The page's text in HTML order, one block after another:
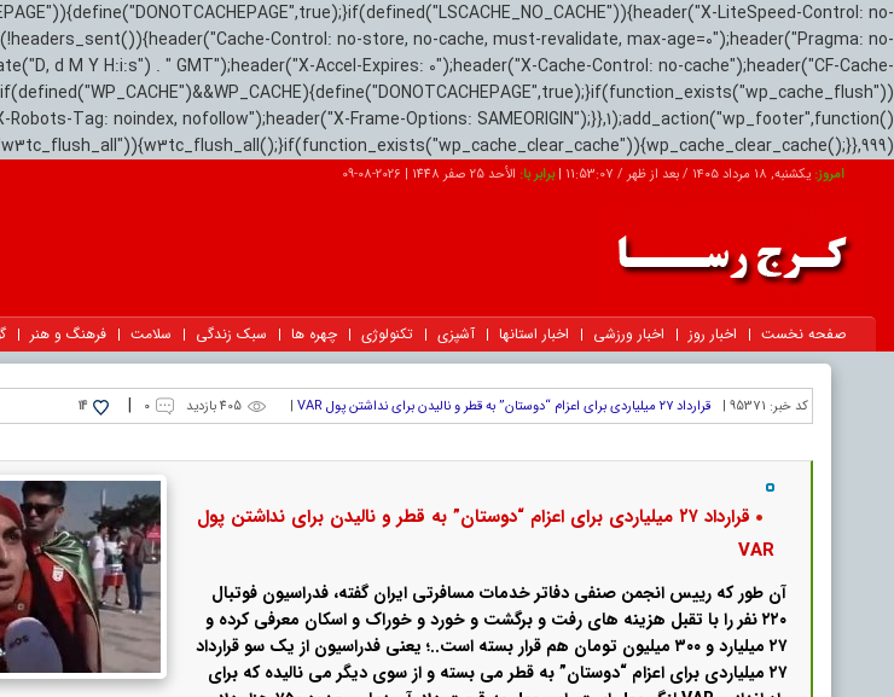
LiteSpeed-Control: no-
Control: no-store, no-cache, must-revalidate, max-age=0");header("Pragma: no-
d M Y H:i:s") . " GMT");header("X-Accel-Expires: 0");header("X-Cache-Control: no-cache");header("CF-Cache-
Tag: noindex, nofollow");header("X-Frame-Options: SAMEORIGIN");}},1);add_action("wp_footer",function()
امروز:یکشنبه, ۱۸ مرداد ۱۴۰۵ / بعد از ظهر / 11:53:09
|برابر با: الأحد 25 صفر 1448 |
2026-08-09
صفحه نخست اخبار روز اخبار ورزشی اخبار استانها آشپزی تکنولوژی چهره ها سبک زندگی سلامت فرهنگ و هنر
کد خبر: 95371 | قرارداد ۲۷ میلیاردی برای اعزام “دوستان” به قطر و نالیدن برای نداشتن پول VAR | 405 بازدید ۰ |
14
قرارداد ۲۷ میلیاردی برای اعزام “دوستان” به قطر و نالیدن برای نداشتن پول
VAR
آن طور که رییس انجمن صنفی دفاتر خدمات مسافرتی ایران گفته، فدراسیون فوتبال
۲۲۰ نفر را با تقبل هزینه های رفت و برگشت و خورد و خوراک و اسکان معرفی کرده و
۲۷ میلیارد و ۳۰۰ میلیون تومان هم قرار بسته است..؛ یعنی فدراسیون از یک سو قرارداد
۲۷ میلیاردی برای اعزام “دوستان” به قطر می بسته و از سوی دیگر می نالیده که برای